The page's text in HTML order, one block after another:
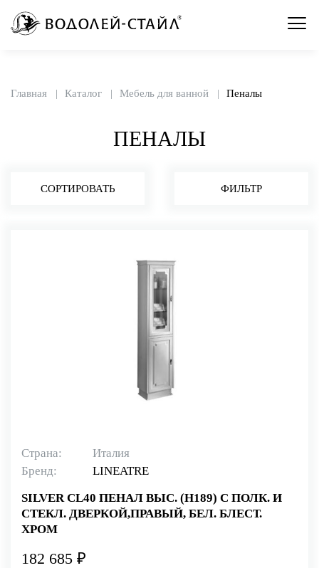
Главная Каталог Мебель для ванной Пеналы
ПЕНАЛЫ
СОРТИРОВАТЬ ФИЛЬТР
Страна:
Италия
Бренд:
LINEATRE
SILVER CL40 ПЕНАЛ ВЫС. (H189) С ПОЛК. И
СТЕКЛ. ДВЕРКОЙ,ПРАВЫЙ, БЕЛ. БЛЕСТ.
ХРОМ
182 685 ₽